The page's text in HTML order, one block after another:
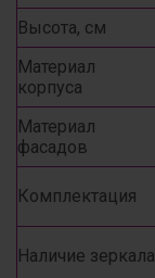
Высота, см
Материал
корпуса
Материал
фасадов
Комплектация
Наличие зеркала